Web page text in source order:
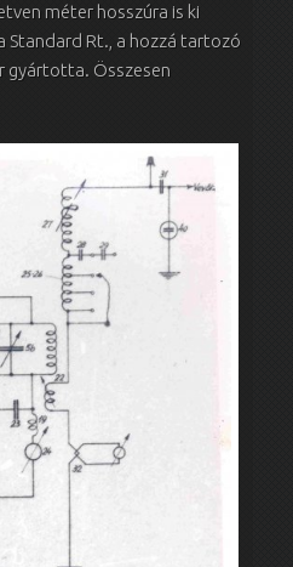
méter hosszúra is ki
Standard Rt., a hozzá tartozó
gyártotta. Összesen